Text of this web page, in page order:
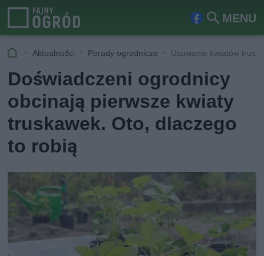
MENU
Fa
ook
Szu
kaj
Aktualności Porady ogrodnicze Usuwanie kwiatów
Doświadczeni ogrodnicy
obcinają pierwsze kwiaty
truskawek. Oto, dlaczego
to robią